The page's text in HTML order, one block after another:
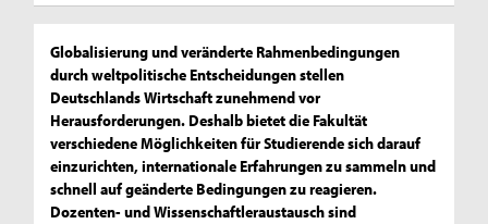
I
n
t
e
r
Globalisierung und veränderte Rahmenbedingungen
durch weltpolitische Entscheidungen stellen
Deutschlands Wirtschaft zunehmend vor
Herausforderungen. Deshalb bietet die Fakultät
verschiedene Möglichkeiten für Studierende sich darauf
einzurichten, internationale Erfahrungen zu sammeln und
schnell auf geänderte Bedingungen zu reagieren.
Dozenten- und Wissenschaftleraustausch sind